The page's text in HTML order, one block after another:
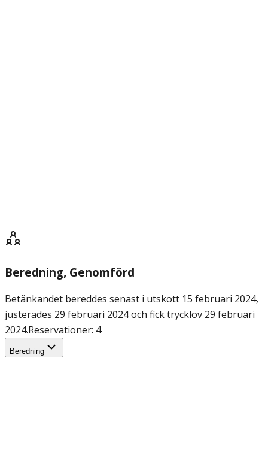
Beredning, Genomförd
Betänkandet bereddes senast i utskott 15 februari 2024,
justerades 29 februari 2024 och fick trycklov 29 februari
2024.Reservationer: 4
Beredning